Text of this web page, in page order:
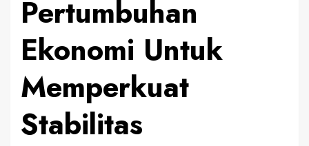
Pertumbuhan
Ekonomi Untuk
Memperkuat
Stabilitas